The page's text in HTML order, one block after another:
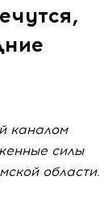
каналом
силы
области.